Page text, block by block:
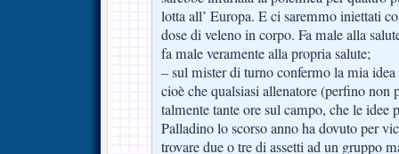
lotta all’ Europa. E ci saremmo iniettati
dose di veleno in corpo. Fa male alla
fa male veramente alla propria salute;
– sul mister di turno confermo la mia idea
cioè che qualsiasi allenatore (perfino non
talmente tante ore sul campo, che le
Palladino lo scorso anno ha dovuto per
trovare due o tre di assetti ad un gruppo